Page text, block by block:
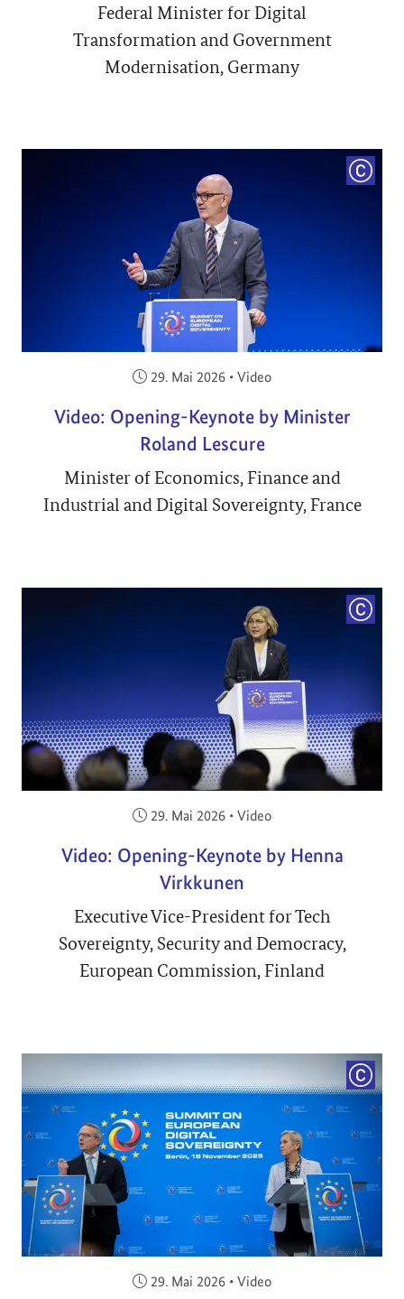
Federal Minister for Digital
Transformation and Government
Modernisation, Germany
Veröffentlicht am:
29. Mai 2026 • Video
Video: Opening-Keynote by Minister
Roland Lescure
Minister of Economics, Finance and
Industrial and Digital Sovereignty, France
Veröffentlicht am:
29. Mai 2026 • Video
Video: Opening-Keynote by Henna
Virkkunen
Executive Vice-President for Tech
Sovereignty, Security and Democracy,
European Commission, Finland
Veröffentlicht am:
29. Mai 2026 • Video